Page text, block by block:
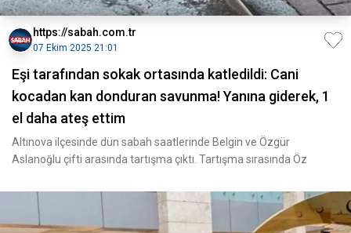
https://sabah.com.tr
07 Ekim 2025 21:01
Eşi tarafından sokak ortasında katledildi: Cani
kocadan kan donduran savunma! Yanına giderek, 1
el daha ateş ettim
Altınova ilçesinde dün sabah saatlerinde Belgin ve Özgür
Aslanoğlu çifti arasında tartışma çıktı. Tartışma sırasında Öz